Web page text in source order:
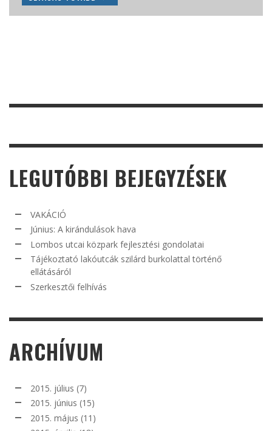
LEGUTÓBBI BEJEGYZÉSEK
VAKÁCIÓ
Június: A kirándulások hava
Lombos utcai közpark fejlesztési gondolatai
Tájékoztató lakóutcák szilárd burkolattal történő
ellátásáról
Szerkesztői felhívás
ARCHÍVUM
2015. július (7)
2015. június (15)
2015. május (11)